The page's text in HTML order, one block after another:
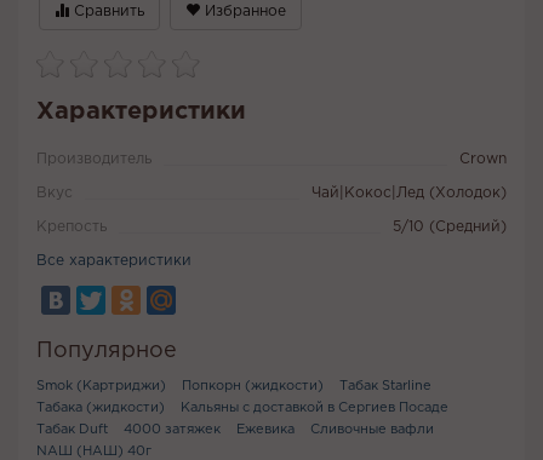
Сравнить Избранное
Характеристики
Производитель Crown
Вкус Чай|Кокос|Лед (Холодок)
Крепость 5/10 (Средний)
Все характеристики
Популярное
Smok (Картриджи) Попкорн (жидкости)
Табак Starline
Табака (жидкости)
Кальяны с доставкой в Сергиев Посаде
Табак Duft
4000 затяжек Ежевика
Сливочные вафли
NАШ (НАШ) 40г